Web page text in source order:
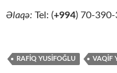
Əlaqə: Tel: (+994) 70-
RAFIQ YUSIFOĞLU VAQİF